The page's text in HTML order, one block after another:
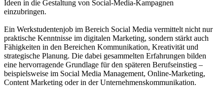
Ideen in die Gestaltung von Social-Media-Kampagnen
einzubringen.
Ein Werkstudentenjob im Bereich Social Media vermittelt nicht nur
praktische Kenntnisse im digitalen Marketing, sondern stärkt auch
Fähigkeiten in den Bereichen Kommunikation, Kreativität und
strategische Planung. Die dabei gesammelten Erfahrungen bilden
eine hervorragende Grundlage für den späteren Berufseinstieg –
beispielsweise im Social Media Management, Online-Marketing,
Content Marketing oder in der Unternehmenskommunikation.